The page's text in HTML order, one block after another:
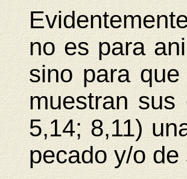
no es para
sino para
muestran
5,14; 8,11)
pecado y/o